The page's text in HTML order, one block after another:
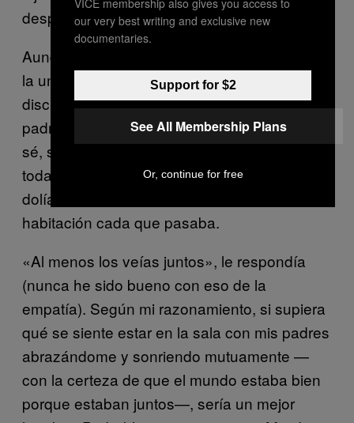
después. Y lo agradezco.
Aunque a veces no tanto. Cuando estaba en
la universidad, la chica con la que salía
discutía conmigo por la relación de nuestros
padres. Los suyos —quienes, hasta donde
sé, siguen casados— pelearon a lo largo de
toda su infancia. Dijo que era horrible. Que le
dolía. Que corría a encerrarse en su
habitación cada que pasaba.
«Al menos los veías juntos», le respondía
(nunca he sido bueno con eso de la
empatía). Según mi razonamiento, si supiera
qué se siente estar en la sala con mis padres
abrazándome y sonriendo mutuamente —
con la certeza de que el mundo estaba bien
porque estaban juntos—, sería un mejor
our very best writing and exclusive new
documentaries.
Support for $2
See All Membership Plans
Or, continue for free